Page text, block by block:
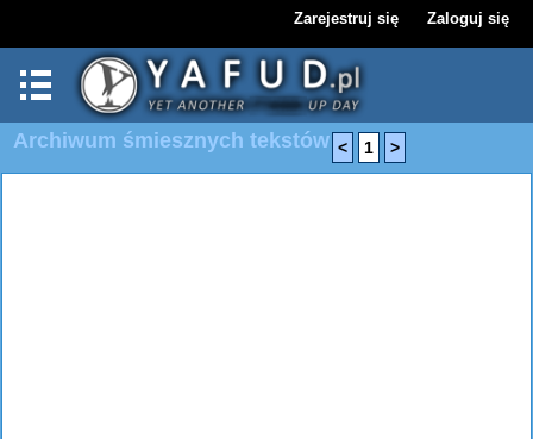
Zarejestruj się Zaloguj się
Archiwum śmiesznych tekstów < 1 >